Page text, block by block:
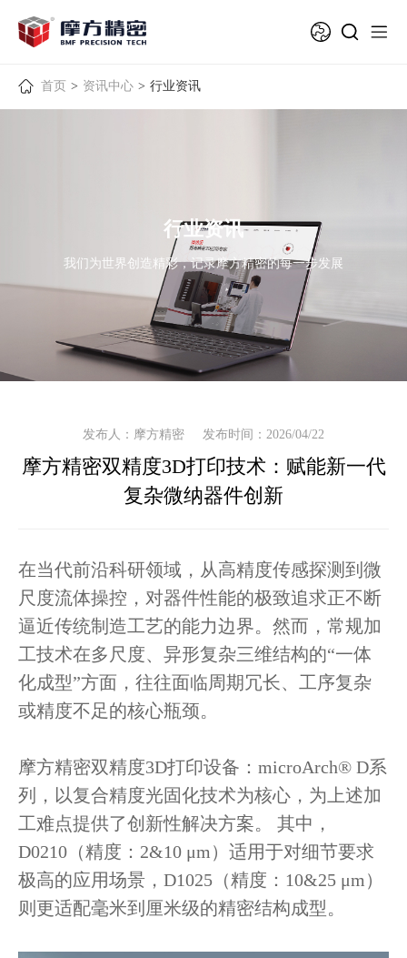
首页 > 资讯中心 > 行业资讯
行业资讯
我们为世界创造精彩，记录摩方精密的每一步发展
发布人：摩方精密 发布时间：2026/04/22
摩方精密双精度3D打印技术：赋能新一代
复杂微纳器件创新
在当代前沿科研领域，从高精度传感探测到微
尺度流体操控，对器件性能的极致追求正不断
逼近传统制造工艺的能力边界。然而，常规加
工技术在多尺度、异形复杂三维结构的“一体
化成型”方面，往往面临周期冗长、工序复杂
或精度不足的核心瓶颈。
摩方精密双精度3D打印设备：microArch® D系
列，以复合精度光固化技术为核心，为上述加
工难点提供了创新性解决方案。 其中，
D0210（精度：2&10 μm）适用于对细节要求
极高的应用场景，D1025（精度：10&25 μm）
则更适配毫米到厘米级的精密结构成型。